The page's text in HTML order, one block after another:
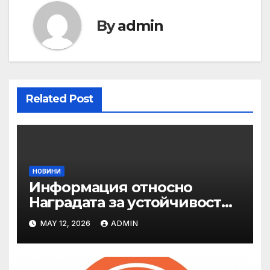
Byadmin
Related Post
НОВИНИ
Информация относно
Наградата за устойчивост
на ОАЕ „Зайед“
MAY 12, 2026 ADMIN